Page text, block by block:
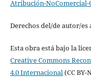
Atribución-
Derechos del/de autor/
Esta obra está bajo la
Creative Commons
4.0 Internacional(CC BY-